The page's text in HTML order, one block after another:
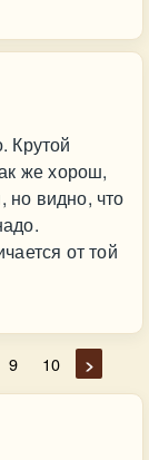
Крутой
же хорош,
но видно, что
от той
9 10 >